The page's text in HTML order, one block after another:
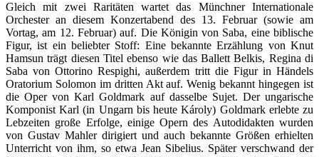
Gleich mit zwei Raritäten wartet das Münchner Internationale
Orchester an diesem Konzertabend des 13. Februar (sowie am
Vortag, am 12. Februar) auf. Die Königin von Saba, eine biblische
Figur, ist ein beliebter Stoff: Eine bekannte Erzählung von Knut
Hamsun trägt diesen Titel ebenso wie das Ballett Belkis, Regina di
Saba von Ottorino Respighi, außerdem tritt die Figur in Händels
Oratorium Solomon im dritten Akt auf. Wenig bekannt hingegen ist
die Oper von Karl Goldmark auf dasselbe Sujet. Der ungarische
Komponist Karl (in Ungarn bis heute Károly) Goldmark erlebte zu
Lebzeiten große Erfolge, einige Opern des Autodidakten wurden
von Gustav Mahler dirigiert und auch bekannte Größen erhielten
Unterricht von ihm, so etwa Jean Sibelius. Später verschwand der